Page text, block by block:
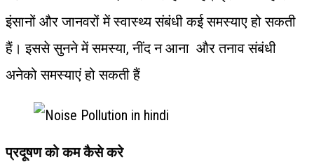
इंसानों और जानवरों में स्वास्थ्य संबंधी कई समस्याए हो सकती
हैं। इससे सुनने में समस्या, नींद न आना और तनाव संबंधी
अनेको समस्याएं हो सकती हैं
प्रदूषण को कम कैसे करे